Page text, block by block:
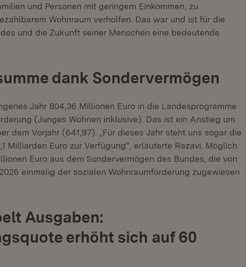
und Personen mit geringem Einkommen, zu
Wohnraum verholfen. Das war und ist für die
und die Zukunft seiner Menschen eine bedeutende
dank Sondervermögen
Jahr 804,36 Millionen Euro in die Landesprogramme
(Junges Wohnen inklusive). Das ist ein Anstieg um
dem Vorjahr (641,97). „Für dieses Jahr steht uns sogar die
Milliarden Euro zur Verfügung“, erläuterte Razavi. Möglich
Euro aus dem Sondervermögen des Bundes, die von
einmalig der sozialen Wohnraumförderung zugewiesen
Ausgaben:
erhöht sich auf 60